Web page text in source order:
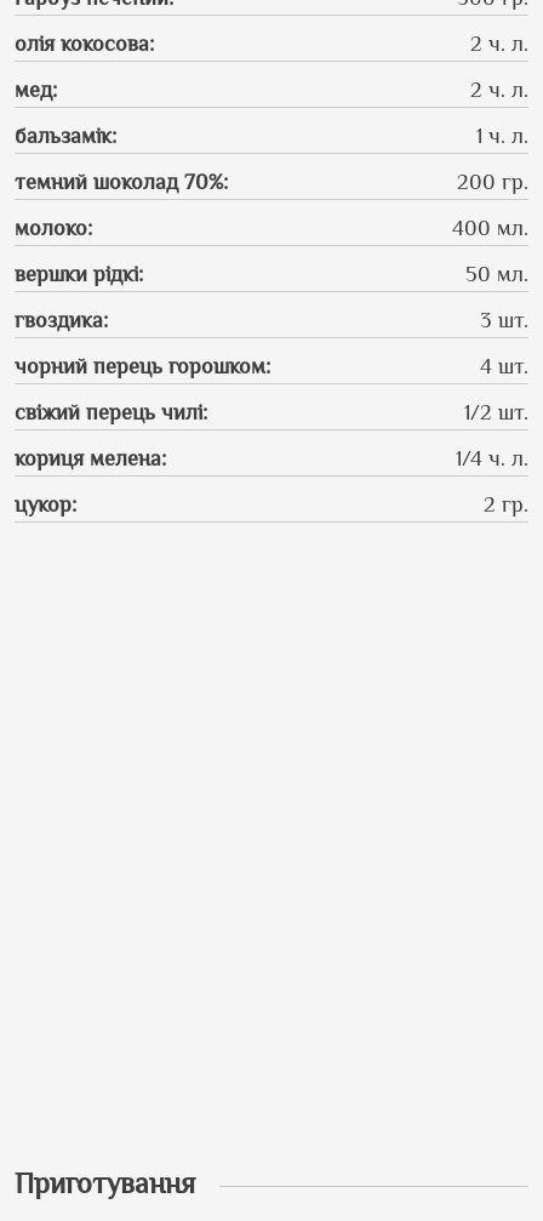
олія кокосова:
2 ч. л.
мед:
2 ч. л.
бальзамік:
1 ч. л.
темний шоколад 70%:
200 гр.
молоко:
400 мл.
вершки рідкі:
50 мл.
гвоздика:
3 шт.
чорний перець горошком:
4 шт.
свіжий перець чилі:
1/2 шт.
кориця мелена:
1/4 ч. л.
цукор: 2 гр.
Приготування